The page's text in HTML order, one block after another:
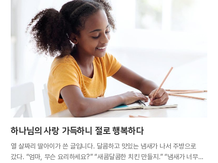
조건을 만들어야 꽃이 핀다. 믿음이 성장하는 이치와 비슷하다는 생각이
들었다. 하나님의 말씀을 자주 살폈는가? 전심으로 기도했는가? 하나님을
힘껏 자랑했는가? 믿음의 성장을 방해하는 요소는 무엇인가? 날마다
자문하여 부족한 점은 채우고 불필요한 부분은 덜어내면서 내 영혼에 유익한
환경을 만들어야겠다. 마침내 그리스도의 향기를 품은 믿음의 꽃을 피울
하나님의 사랑 가득하니 절로 행복하다
열 살짜리 딸아이가 쓴 글입니다. 달콤하고 맛있는 냄새가 나서 주방으로
갔다. “엄마, 무슨 요리하세요?” “새콤달콤한 치킨 만들지.” “냄새가 너무